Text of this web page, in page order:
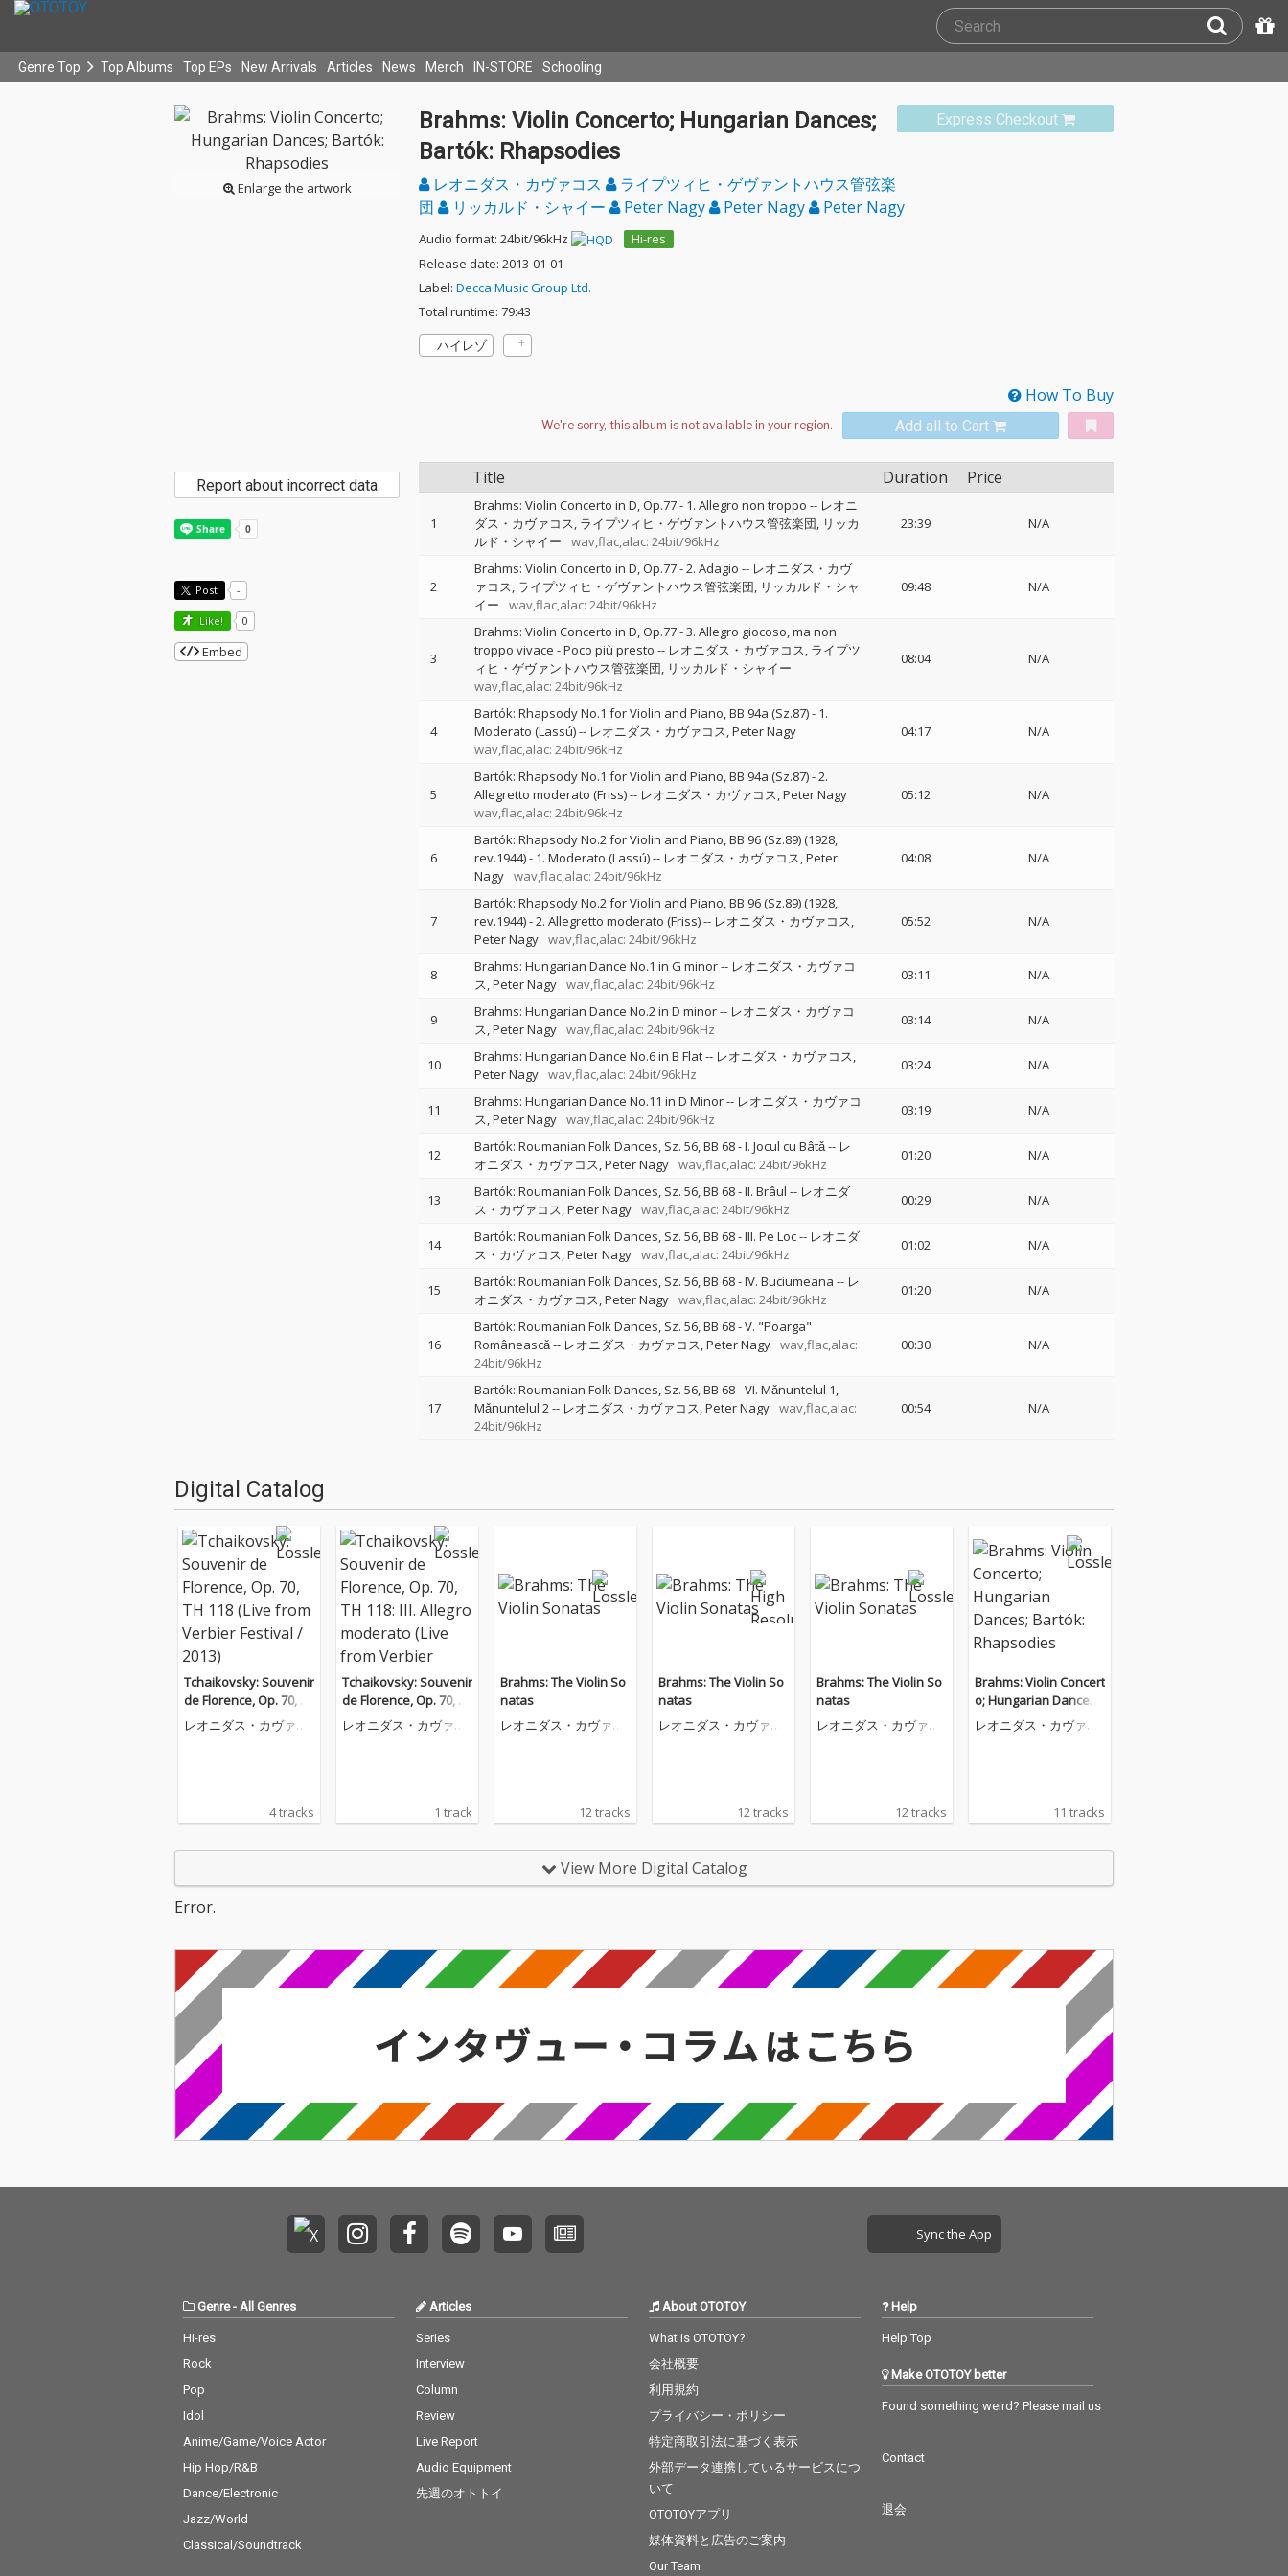
Genre Top Top Albums Top EPs New Arrivals Articles News Merch IN-STORE Schooling
Enlarge the artwork
Express Checkout
Brahms: Violin Concerto; Hungarian Dances;
Bartók: Rhapsodies
レオニダス・カヴァコス
ライプツィヒ・ゲヴァントハウス管弦楽
団
リッカルド・シャイー Peter Nagy Peter Nagy Peter Nagy
Audio format: 24bit/96kHz
Hi-res
Release date: 2013-01-01
Label: Decca Music Group Ltd.
Total runtime: 79:43
ハイレゾ
How To Buy
Add all to Cart
Title Duration Price
1
Brahms: Violin Concerto in D, Op.77 - 1. Allegro non troppo -- レオニ
ダス・カヴァコス ライプツィヒ・ゲヴァントハウス管弦楽団 リッカ
ルド・シャイー
wav,flac,alac: 24bit/96kHz
23:39 N/A
2
Brahms: Violin Concerto in D, Op.77 - 2. Adagio -- レオニダス・カヴ
ァコス ライプツィヒ・ゲヴァントハウス管弦楽団 リッカルド・シャ
イー
wav,flac,alac: 24bit/96kHz
09:48 N/A
3
Brahms: Violin Concerto in D, Op.77 - 3. Allegro giocoso, ma non
troppo vivace - Poco più presto -- レオニダス・カヴァコス ライプツ
ィヒ・ゲヴァントハウス管弦楽団 リッカルド・シャイー
wav,flac,alac: 24bit/96kHz
08:04 N/A
4
Bartók: Rhapsody No.1 for Violin and Piano, BB 94a (Sz.87) - 1.
Moderato (Lassú)-- レオニダス・カヴァコス Peter Nagy
wav,flac,alac: 24bit/96kHz
04:17 N/A
5
Bartók: Rhapsody No.1 for Violin and Piano, BB 94a (Sz.87) - 2.
Allegretto moderato (Friss)-- レオニダス・カヴァコス Peter Nagy
wav,flac,alac: 24bit/96kHz
05:12 N/A
6
Bartók: Rhapsody No.2 for Violin and Piano, BB 96 (Sz.89) (1928,
rev.1944) - 1. Moderato (Lassú)-- レオニダス・カヴァコス Peter
Nagy wav,flac,alac: 24bit/96kHz
04:08 N/A
7
Bartók: Rhapsody No.2 for Violin and Piano, BB 96 (Sz.89) (1928,
rev.1944) - 2. Allegretto moderato (Friss)-- レオニダス・カヴァコス
Peter Nagy wav,flac,alac: 24bit/96kHz
05:52 N/A
8 Brahms: Hungarian Dance No.1 in G minor-- レオニダス・カヴァコ
ス Peter Nagy wav,flac,alac: 24bit/96kHz
03:11 N/A
9 Brahms: Hungarian Dance No.2 in D minor-- レオニダス・カヴァコ
ス Peter Nagy wav,flac,alac: 24bit/96kHz
03:14 N/A
10 Brahms: Hungarian Dance No.6 in B Flat-- レオニダス・カヴァコス
Peter Nagy wav,flac,alac: 24bit/96kHz
03:24 N/A
11 Brahms: Hungarian Dance No.11 in D Minor-- レオニダス・カヴァコ
ス Peter Nagy wav,flac,alac: 24bit/96kHz
03:19 N/A
12 Bartók: Roumanian Folk Dances, Sz. 56, BB 68 - I. Jocul cu Bâtǎ-- レ
オニダス・カヴァコス Peter Nagy wav,flac,alac: 24bit/96kHz
01:20 N/A
13 Bartók: Roumanian Folk Dances, Sz. 56, BB 68 - II. Brâul -- レオニダ
ス・カヴァコス Peter Nagy wav,flac,alac: 24bit/96kHz
00:29 N/A
14 Bartók: Roumanian Folk Dances, Sz. 56, BB 68 - III. Pe Loc-- レオニダ
ス・カヴァコス Peter Nagy wav,flac,alac: 24bit/96kHz
01:02 N/A
15 Bartók: Roumanian Folk Dances, Sz. 56, BB 68 - IV. Buciumeana -- レ
オニダス・カヴァコス Peter Nagy wav,flac,alac: 24bit/96kHz
01:20 N/A
16
Bartók: Roumanian Folk Dances, Sz. 56, BB 68 - V. "Poarga"
Româneascǎ-- レオニダス・カヴァコス Peter Nagy wav,flac,alac:
24bit/96kHz
00:30 N/A
17
Bartók: Roumanian Folk Dances, Sz. 56, BB 68 - VI. Mǎnuntelul 1,
Mǎnuntelul 2-- レオニダス・カヴァコス Peter Nagy wav,flac,alac:
24bit/96kHz
00:54 N/A
Report about incorrect data
Post -
Like! 0
Embed
Digital Catalog
Tchaikovsky: Souvenir
de Florence, Op. 70, T
H 118 (Live from Verbi
er Festival / 2013)
レオニダス・カヴァコ
4 tracks
Tchaikovsky: Souvenir
de Florence, Op. 70, T
H 118: III. Allegro mode
rato (Live from Verbier
レオニダス・カヴァコ
1 track
Brahms: The Violin So
natas
レオニダス・カヴァコ
12 tracks
Brahms: The Violin So
natas
レオニダス・カヴァコ
12 tracks
Brahms: The Violin So
natas
レオニダス・カヴァコ
12 tracks
Brahms: Violin Concert
o; Hungarian Dances;
Bartók: Rhapsodies
レオニダス・カヴァコ
11 tracks
View More Digital Catalog
Error.
Sync the App
Genre- All Genres
Hi-res
Rock
Pop
Idol
Anime/Game/Voice Actor
Hip Hop/R&B
Dance/Electronic
Jazz/World
Classical/Soundtrack
Articles
Series
Interview
Column
Review
Live Report
Audio Equipment
先週のオトトイ
About OTOTOY
What is OTOTOY?
会社概要
利用規約
プライバシー・ポリシー
特定商取引法に基づく表示
外部データ連携しているサービスにつ
いて
OTOTOYアプリ
媒体資料と広告のご案内
Our Team
Help
Help Top
Make OTOTOY better
Found something weird? Please mail us
Contact
退会